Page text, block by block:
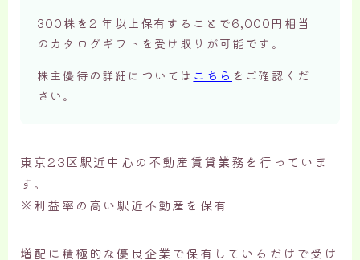
300株を2 年以上保有することで6,000円相当
のカタログギフトを受け取りが可能です。
株主優待の詳細については こちら をご確認くだ
さい。
東京23区駅近中心の不動産賃貸業務を行っていま
す。
※利益率の高い駅近不動産を保有
増配に積極的な優良企業で保有しているだけで受け